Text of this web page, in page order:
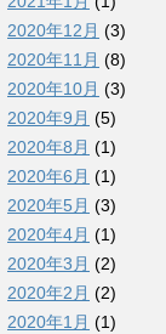
2020年12月 (3)
2020年11月 (8)
2020年10月 (3)
2020年9月 (5)
2020年8月 (1)
2020年6月 (1)
2020年5月 (3)
2020年4月 (1)
2020年3月 (2)
2020年2月 (2)
2020年1月 (1)